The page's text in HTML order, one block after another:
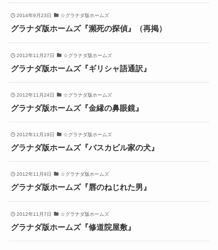
2014年9月23日 ☆グラナダ版ホームズ
グラナダ版ホームズ『瀕死の探偵』（再掲）
2012年11月27日 ☆グラナダ版ホームズ
グラナダ版ホームズ『ギリシャ語通訳』
2012年11月24日 ☆グラナダ版ホームズ
グラナダ版ホームズ『金縁の鼻眼鏡』
2012年11月19日 ☆グラナダ版ホームズ
グラナダ版ホームズ『バスカビル家の犬』
2012年11月9日 ☆グラナダ版ホームズ
グラナダ版ホームズ『唇のねじれた男』
2012年11月7日 ☆グラナダ版ホームズ
グラナダ版ホームズ『修道院屋敷』